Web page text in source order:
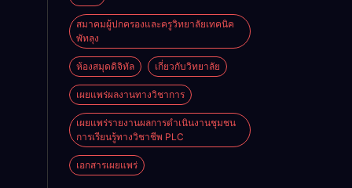
สมาคมผู้ปกครองและครูวิทยาลัยเทคนิค
พัทลุง
ห้องสมุดดิจิทัล เกี่ยวกับวิทยาลัย
เผยแพร่ผลงานทางวิชาการ
เผยแพร่รายงานผลการดำเนินงานชุมชน
การเรียนรู้ทางวิชาชีพ PLC
เอกสารเผยแพร่